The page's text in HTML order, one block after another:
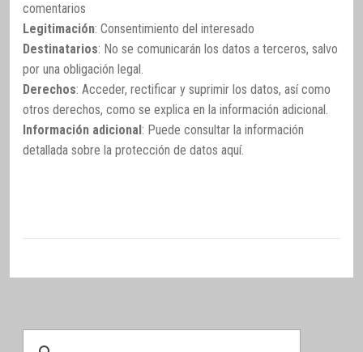
comentarios
Legitimación: Consentimiento del interesado
Destinatarios: No se comunicarán los datos a terceros, salvo
por una obligación legal.
Derechos: Acceder, rectificar y suprimir los datos, así como
otros derechos, como se explica en la información adicional.
Información adicional : Puede consultar la información
detallada sobre la protección de datos aquí.